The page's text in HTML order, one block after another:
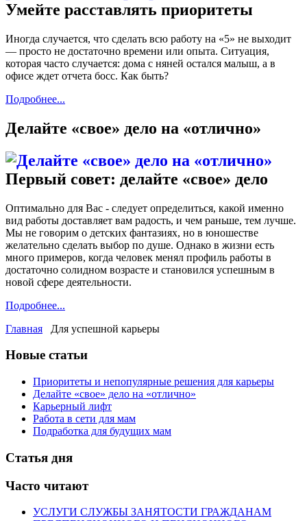
Умейте расставлять приоритеты
Иногда случается, что сделать всю работу на «5» не выходит
— просто не достаточно времени или опыта. Ситуация,
которая часто случается: дома с няней остался малыш, а в
офисе ждет отчета босс. Как быть?
Подробнее...
Делайте «свое» дело на «отлично»
Первый совет: делайте «свое» дело
Оптимально для Вас - следует определиться, какой именно
вид работы доставляет вам радость, и чем раньше, тем лучше.
Мы не говорим о детских фантазиях, но в юношестве
желательно сделать выбор по душе. Однако в жизни есть
много примеров, когда человек менял профиль работы в
достаточно солидном возрасте и становился успешным в
новой сфере деятельности.
Подробнее...
Главная
Для успешной карьеры
Новые статьи
Приоритеты и непопулярные решения для карьеры
Делайте «свое» дело на «отлично»
Карьерный лифт
Работа в сети для мам
Подработка для будущих мам
Статья дня
Часто читают
УСЛУГИ СЛУЖБЫ ЗАНЯТОСТИ ГРАЖДАНАМ